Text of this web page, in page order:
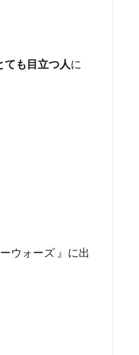
ても目立つ人 に
ウォーズ 』に出